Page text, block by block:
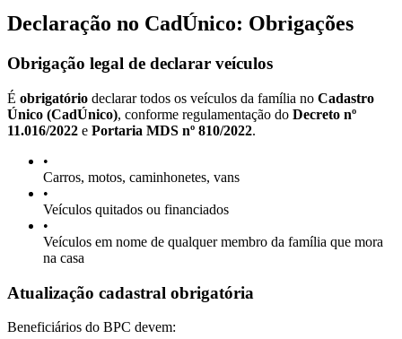
Declaração no CadÚnico: Obrigações
Obrigação legal de declarar veículos
É obrigatório declarar todos os veículos da família no Cadastro
Único (CadÚnico), conforme regulamentação do Decreto nº
11.016/2022 e Portaria MDS nº 810/2022.
•
Carros, motos, caminhonetes, vans
•
Veículos quitados ou financiados
•
Veículos em nome de qualquer membro da família que mora
na casa
Atualização cadastral obrigatória
Beneficiários do BPC devem: